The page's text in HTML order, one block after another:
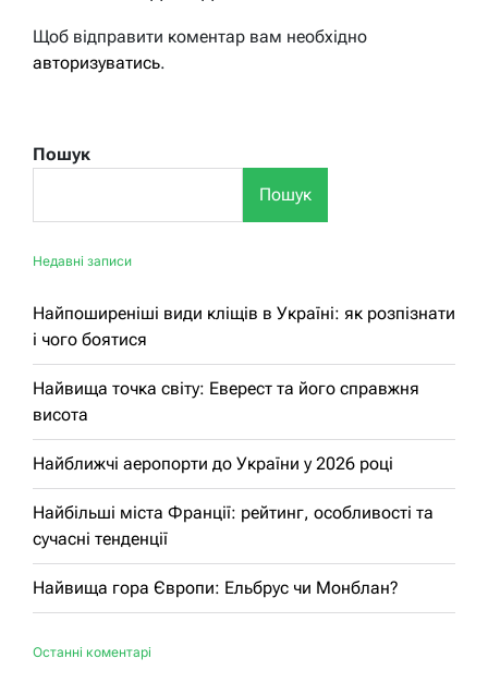
Щоб відправити коментар вам необхідно
авторизуватись.
Пошук
Пошук
Недавні записи
Найпоширеніші види кліщів в Україні: як розпізнати
і чого боятися
Найвища точка світу: Еверест та його справжня
висота
Найближчі аеропорти до України у 2026 році
Найбільші міста Франції: рейтинг, особливості та
сучасні тенденції
Найвища гора Європи: Ельбрус чи Монблан?
Останні коментарі